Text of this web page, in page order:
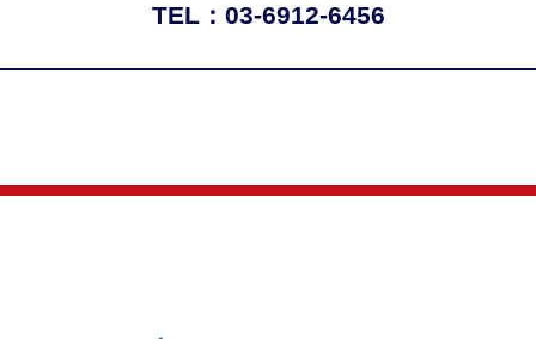
TEL：03-6912-6456